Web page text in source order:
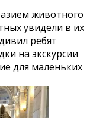
животного
увидели в их
ребят
на экскурсии
для маленьких